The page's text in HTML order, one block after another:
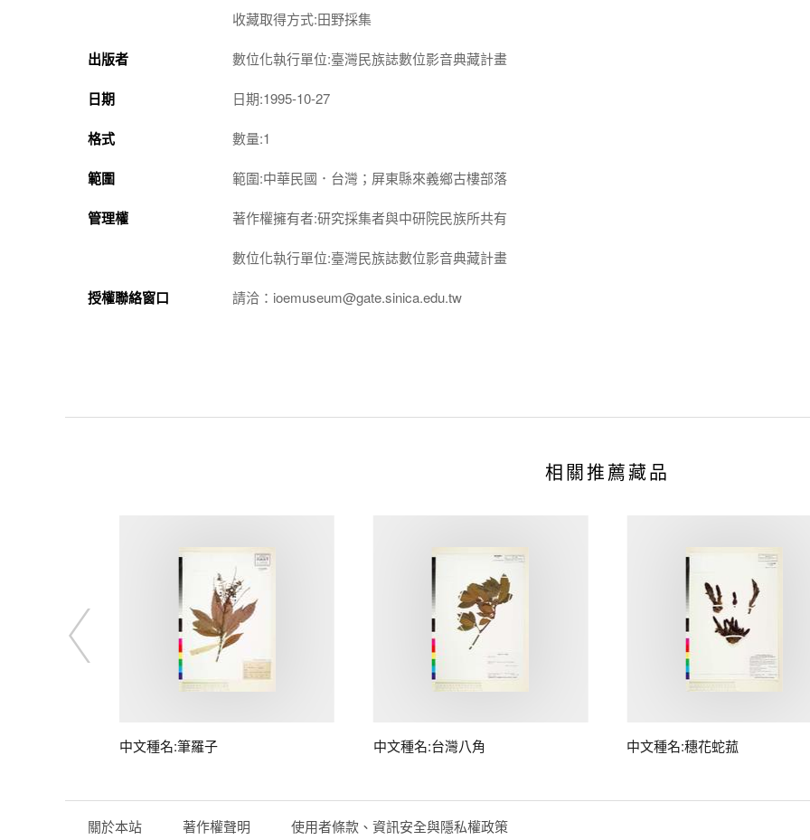
收藏取得方式:田野採集
出版者 數位化執行單位:臺灣民族誌數位影音典藏計畫
日期 日期:1995-10-27
格式 數量:1
範圍 範圍:中華民國．台灣；屏東縣來義鄉古樓部落
管理權 著作權擁有者:研究採集者與中研院民族所共有
數位化執行單位:臺灣民族誌數位影音典藏計畫
授權聯絡窗口 請洽：ioemuseum@gate.sinica.edu.tw
相關推薦藏品
中文種名:筆羅子 中文種名:台灣八角 中文種名:穗花蛇菰
關於本站 著作權聲明 使用者條款、資訊安全與隱私權政策